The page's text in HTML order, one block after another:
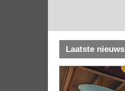
Laatste nieuws